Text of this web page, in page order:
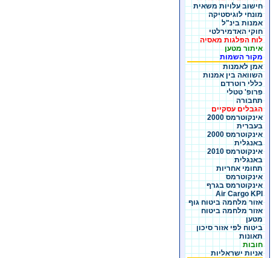
חישוב עלויות משאית
מונחי לוגיסטיקה
אמנות בינ"ל
חוקי האדמירלטי
לוח הפלגות מאסיה
איתור מטען
מקור השמות
אמן לאמנות
השוואה בין אמנות
כללי רוטרדם
פרופ' טטלי
תחבורה
הגבלים עסקיים
אינקוטרמס 2000
בעברית
אינקוטרמס 2000
באנגלית
אינקוטרמס 2010
באנגלית
תחומי אחריות
אינקוטרמס
אינקוטרמס בגרף
Air Cargo KPI
אזור מלחמה ביטוח גוף
אזור מלחמה ביטוח
מטען
ביטוח לפי אזור סיכון
תאונות
חובות
אניות ישראליות